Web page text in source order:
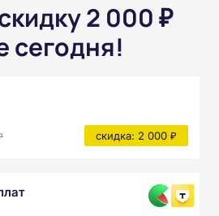
2 000 ₽
сегодня!
скидка: 2 000 ₽